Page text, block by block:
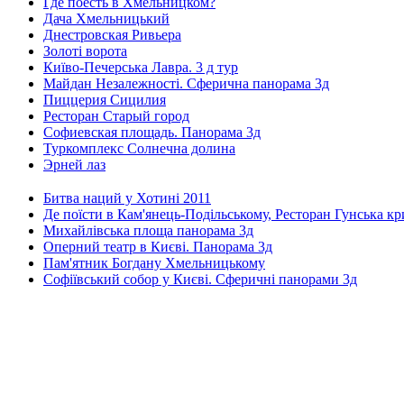
Дача Хмельницький
Днестровская Ривьера
Золоті ворота
Київо-Печерська Лавра. 3 д тур
Майдан Незалежності. Сферична панорама 3д
Пиццерия Сицилия
Ресторан Старый город
Софиевская площадь. Панорама 3д
Туркомплекс Солнечна долина
Эрней лаз
Битва наций у Хотині 2011
Де поїсти в Кам'янець-Подільському, Ресторан Гунська
Михайлівська площа панорама 3д
Оперний театр в Києві. Панорама 3д
Пам'ятник Богдану Хмельницькому
Софіївський собор у Києві. Сферичні панорами 3д